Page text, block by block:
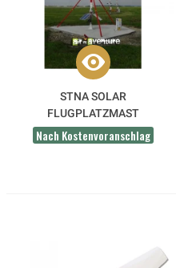
STNA SOLAR
FLUGPLATZMAST
Nach Kostenvoranschlag